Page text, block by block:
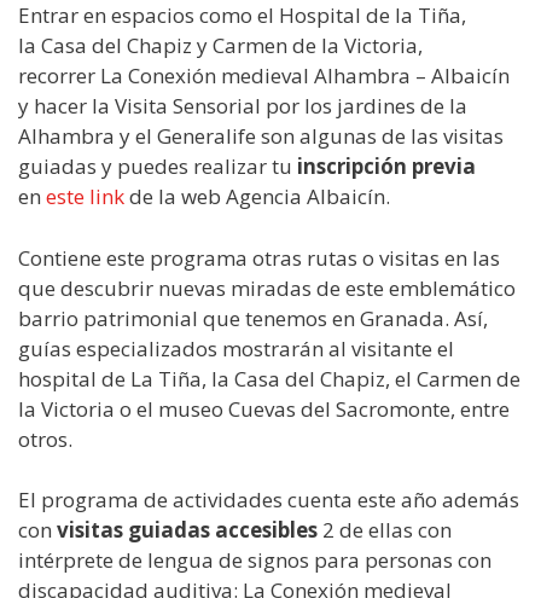
Entrar en espacios como el Hospital de la Tiña,
la Casa del Chapiz y Carmen de la Victoria,
recorrer La Conexión medieval Alhambra – Albaicín
y hacer la Visita Sensorial por los jardines de la
Alhambra y el Generalife son algunas de las visitas
guiadas y puedes realizar tu inscripción previa
en este linkde la web Agencia Albaicín.
Contiene este programa otras rutas o visitas en las
que descubrir nuevas miradas de este emblemático
barrio patrimonial que tenemos en Granada. Así,
guías especializados mostrarán al visitante el
hospital de La Tiña, la Casa del Chapiz, el Carmen de
la Victoria o el museo Cuevas del Sacromonte, entre
otros.
El programa de actividades cuenta este año además
con visitas guiadas accesibles 2 de ellas con
intérprete de lengua de signos para personas con
discapacidad auditiva: La Conexión medieval